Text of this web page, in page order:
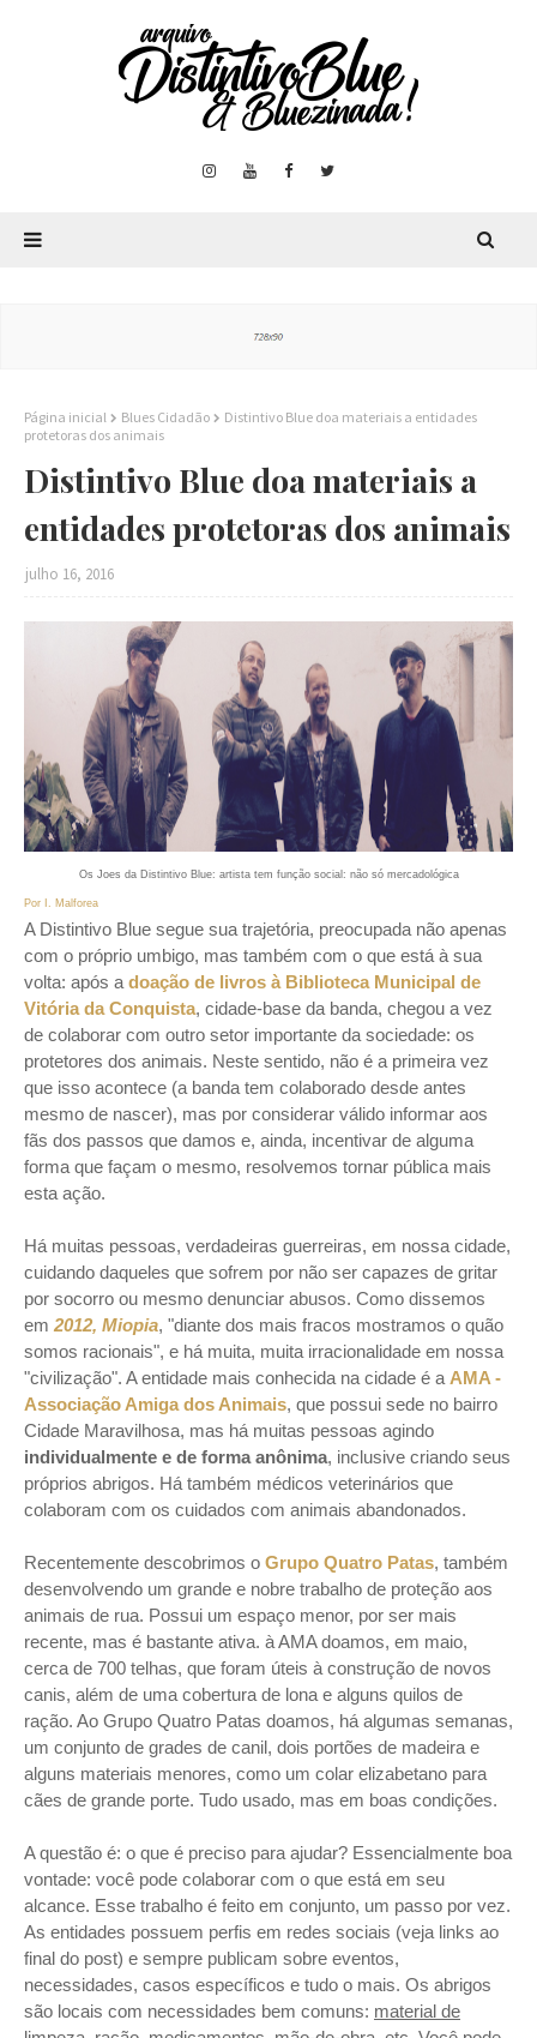
Página inicial Blues Cidadão
Distintivo Blue doa materiais a entidades
protetoras dos animais
Distintivo Blue doa materiais a
entidades protetoras dos animais
julho 16, 2016
Os Joes da Distintivo Blue: artista tem função social: não só mercadológica
Por I. Malforea
A Distintivo Blue segue sua trajetória, preocupada não apenas
com o próprio umbigo, mas também com o que está à sua
volta: após a doação de livros à Biblioteca Municipal de
Vitória da Conquista, cidade-base da banda, chegou a vez
de colaborar com outro setor importante da sociedade: os
protetores dos animais. Neste sentido, não é a primeira vez
que isso acontece (a banda tem colaborado desde antes
mesmo de nascer), mas por considerar válido informar aos
fãs dos passos que damos e, ainda, incentivar de alguma
forma que façam o mesmo, resolvemos tornar pública mais
esta ação.
Há muitas pessoas, verdadeiras guerreiras, em nossa cidade,
cuidando daqueles que sofrem por não ser capazes de gritar
por socorro ou mesmo denunciar abusos. Como dissemos
em 2012, Miopia, "diante dos mais fracos mostramos o quão
somos racionais", e há muita, muita irracionalidade em nossa
"civilização". A entidade mais conhecida na cidade é a AMA -
Associação Amiga dos Animais, que possui sede no bairro
Cidade Maravilhosa, mas há muitas pessoas agindo
individualmente e de forma anônima, inclusive criando seus
próprios abrigos. Há também médicos veterinários que
colaboram com os cuidados com animais abandonados.
Recentemente descobrimos o Grupo Quatro Patas, também
desenvolvendo um grande e nobre trabalho de proteção aos
animais de rua. Possui um espaço menor, por ser mais
recente, mas é bastante ativa. à AMA doamos, em maio,
cerca de 700 telhas, que foram úteis à construção de novos
canis, além de uma cobertura de lona e alguns quilos de
ração. Ao Grupo Quatro Patas doamos, há algumas semanas,
um conjunto de grades de canil, dois portões de madeira e
alguns materiais menores, como um colar elizabetano para
cães de grande porte. Tudo usado, mas em boas condições.
A questão é: o que é preciso para ajudar? Essencialmente boa
vontade: você pode colaborar com o que está em seu
alcance. Esse trabalho é feito em conjunto, um passo por vez.
As entidades possuem perfis em redes sociais (veja links ao
final do post) e sempre publicam sobre eventos,
necessidades, casos específicos e tudo o mais. Os abrigos
são locais com necessidades bem comuns: material de